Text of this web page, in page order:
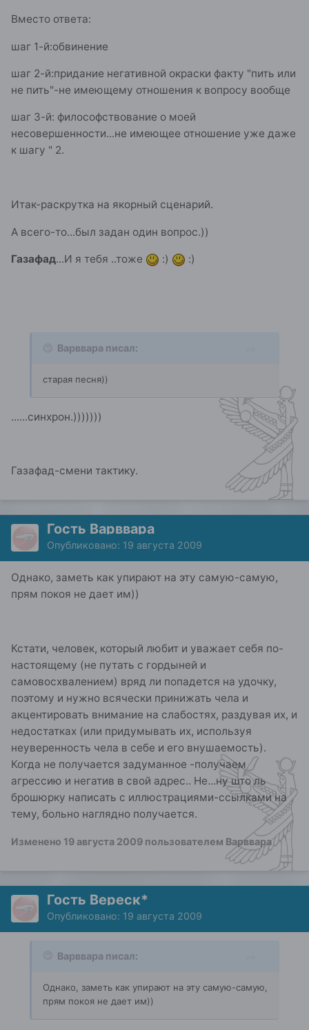
Вместо ответа:
шаг 1-й:обвинение
шаг 2-й:придание негативной окраски факту "пить или
не пить"-не имеющему отношения к вопросу вообще
шаг 3-й: философствование о моей
несовершенности...не имеющее отношение уже даже
к шагу " 2.
Итак-раскрутка на якорный сценарий.
А всего-то...был задан один вопрос.))
Газафад...И я тебя ..тоже :) :)
Варввара писал:
старая песня))
......синхрон.)))))))
Газафад-смени тактику.
Гость Варввара
Опубликовано: 19 августа 2009
Однако, заметь как упирают на эту самую-самую,
прям покоя не дает им))
Кстати, человек, который любит и уважает себя по-
настоящему (не путать с гордыней и
самовосхвалением) вряд ли попадется на удочку,
поэтому и нужно всячески принижать чела и
акцентировать внимание на слабостях, раздувая их, и
недостатках (или придумывать их, используя
неуверенность чела в себе и его внушаемость).
Когда не получается задуманное -получаем
агрессию и негатив в свой адрес.. Не...ну што ль
брошюрку написать с иллюстрациями-ссылками на
тему, больно наглядно получается.
Изменено 19 августа 2009 пользователем Варввара
Гость Вереск*
Опубликовано: 19 августа 2009
Варввара писал:
Однако, заметь как упирают на эту самую-самую,
прям покоя не дает им))